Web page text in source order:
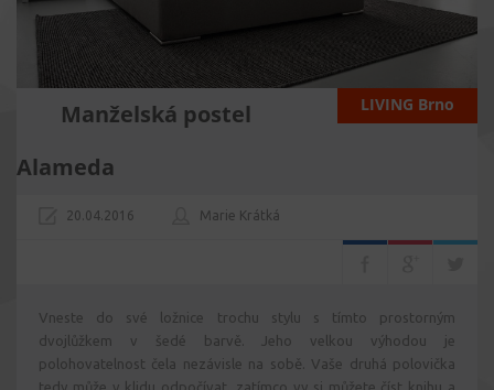
LIVING Brno
Manželská postel
Alameda
20.04.2016 Marie Krátká
Vneste do své ložnice trochu stylu s tímto prostorným
dvojlůžkem v šedé barvě. Jeho velkou výhodou je
polohovatelnost čela nezávisle na sobě. Vaše druhá polovička